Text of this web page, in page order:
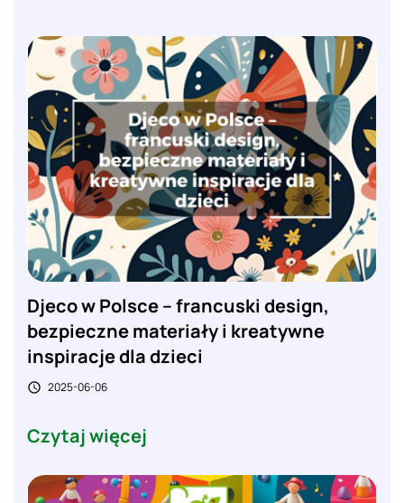
Djeco w Polsce – francuski design,
bezpieczne materiały i kreatywne
inspiracje dla dzieci
 2025-06-06
Czytaj więcej